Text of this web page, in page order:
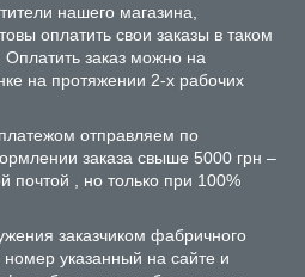
нашего магазина,
оплатить свои заказы в таком
заказ можно на
на протяжении 2-х рабочих
отправляем по
заказа свыше 5000 грн –
почтой , но только при 100%
заказчиком фабричного
указанный на сайте и